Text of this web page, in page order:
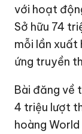
với hoạt
Sở hữu 74
mỗi lần xuất
ứng truyền
Bài đăng về
4 triệu lượt
hoàng World